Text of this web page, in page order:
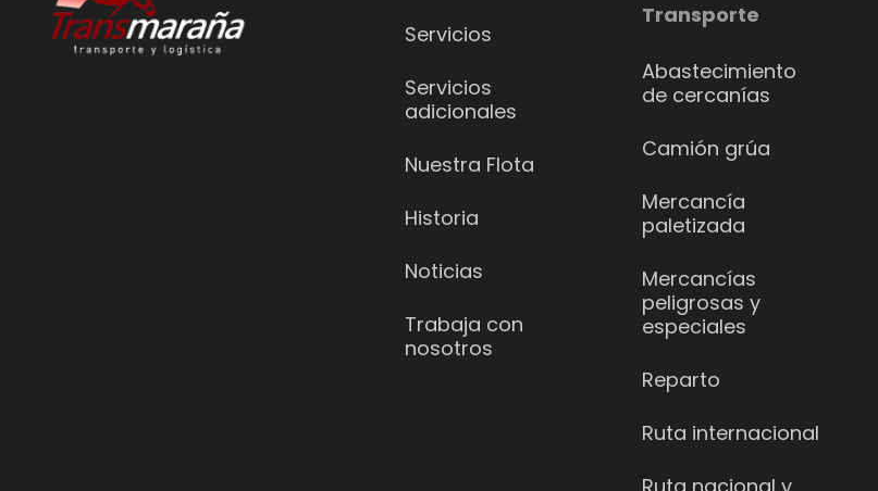
Servicios
Servicios
adicionales
Nuestra Flota
Historia
Noticias
Trabaja con
nosotros
Transporte
Abastecimiento
de cercanías
Camión grúa
Mercancía
paletizada
Mercancías
peligrosas y
especiales
Reparto
Ruta internacional